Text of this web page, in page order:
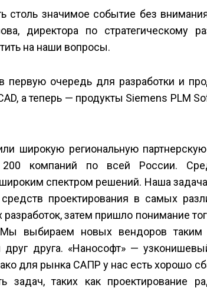
столь значимое событие без
директора по стратегическому
на наши вопросы.
первую очередь для разработки и
а теперь — продукты Siemens PLM
широкую региональную
компаний по всей России.
спектром решений. Наша
проектирования в самых
затем пришло понимание
выбираем новых вендоров таким
друга. «Нанософт» —
для рынка САПР у нас есть хорошо
таких как проектирование